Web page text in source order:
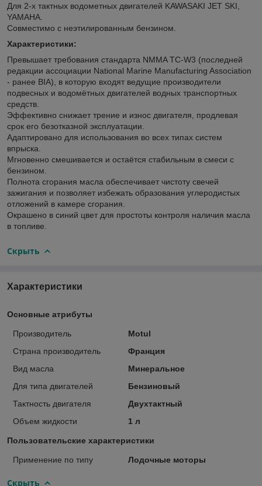
Для 2-х тактных водометных двигателей KAWASAKI JET SKI,
YAMAHA.
Совместимо с неэтилированным бензином.
Характеристики:
Превышает требования стандарта NMMA TC-W3 (последней
редакции ассоциации National Marine Manufacturing Association
- ранее BIA), в которую входят ведущие производители
подвесных и водомётных двигателей водных транспортных
средств.
Эффективно снижает трение и износ двигателя, продлевая
срок его безотказной эксплуатации.
Адаптировано для использования во всех типах систем
впрыска.
Мгновенно смешивается и остаётся стабильным в смеси с
бензином.
Полнота сгорания масла обеспечивает чистоту свечей
зажигания и позволяет избежать образования углеродистых
отложений в камере сгорания.
Окрашено в синий цвет для простоты контроля наличия масла
в топливе.
Скрыть
Характеристики
Основные атрибуты
Производитель
Motul
Страна производитель
Франция
Вид масла
Минеральное
Для типа двигателей
Бензиновый
Тактность двигателя
Двухтактный
Объем жидкости
1 л
Пользовательские характеристики
Применение по типу Лодочные моторы
Скрыть